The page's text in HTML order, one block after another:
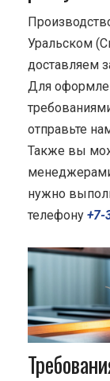
Уральском
доставляем
Для
отправьте
Также вы
нужно
телефону +7-